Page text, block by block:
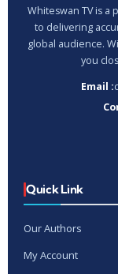
Whiteswan TV is a
to delivering
global audience.
you
Email :
Quick Link
Our Authors
My Account